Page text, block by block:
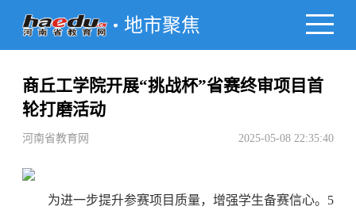
地市聚焦
商丘工学院开展“挑战杯”省赛终审项目首
轮打磨活动
河南省教育网 2025-05-08 22:35:40
为进一步提升参赛项目质量，增强学生备赛信心。5